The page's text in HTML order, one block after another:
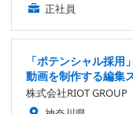
正社員
「ポテンシャル採
動画を制作する編集
株式会社RIOT GROUP